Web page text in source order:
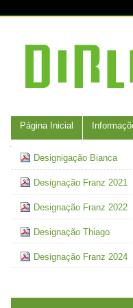
navegação
Navegação
Página Inicial
Navegação
Designigação Bianca
Designação Franz 2021
Designação Franz 2022
Designação Thiago
Designação Franz 2024